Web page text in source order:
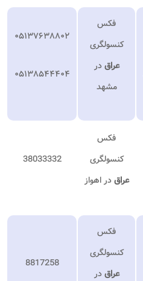
فکس
کنسولگری
عراقدر
مشهد
۰۵۱۳۷۶۳۸۸۰۲
۰۵۱۳۸۵۴۴۴۰۴
فکس
کنسولگری
عراقدر اهواز
38033332
فکس
کنسولگری
عراقدر
8817258